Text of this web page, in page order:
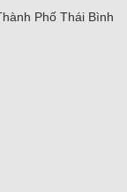
Phố Thái Bình